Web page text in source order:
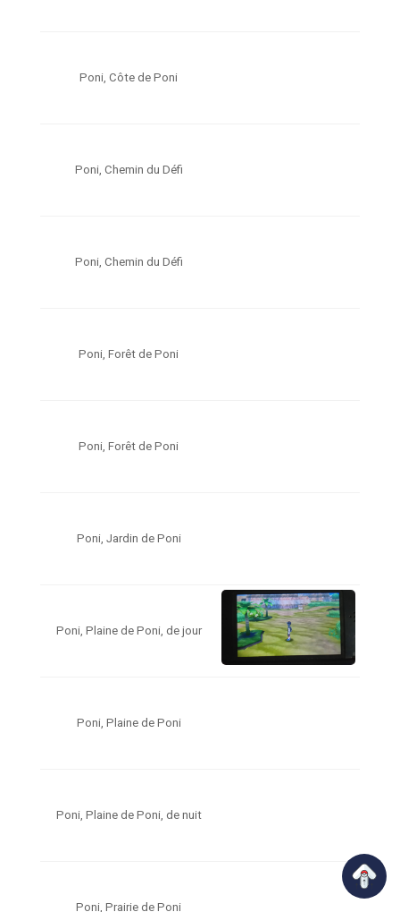
Poni, Côte de Poni
Poni, Chemin du Défi
Poni, Chemin du Défi
Poni, Forêt de Poni
Poni, Forêt de Poni
Poni, Jardin de Poni
Poni, Plaine de Poni, de jour
Poni, Plaine de Poni
Poni, Plaine de Poni, de nuit
Poni, Prairie de Poni